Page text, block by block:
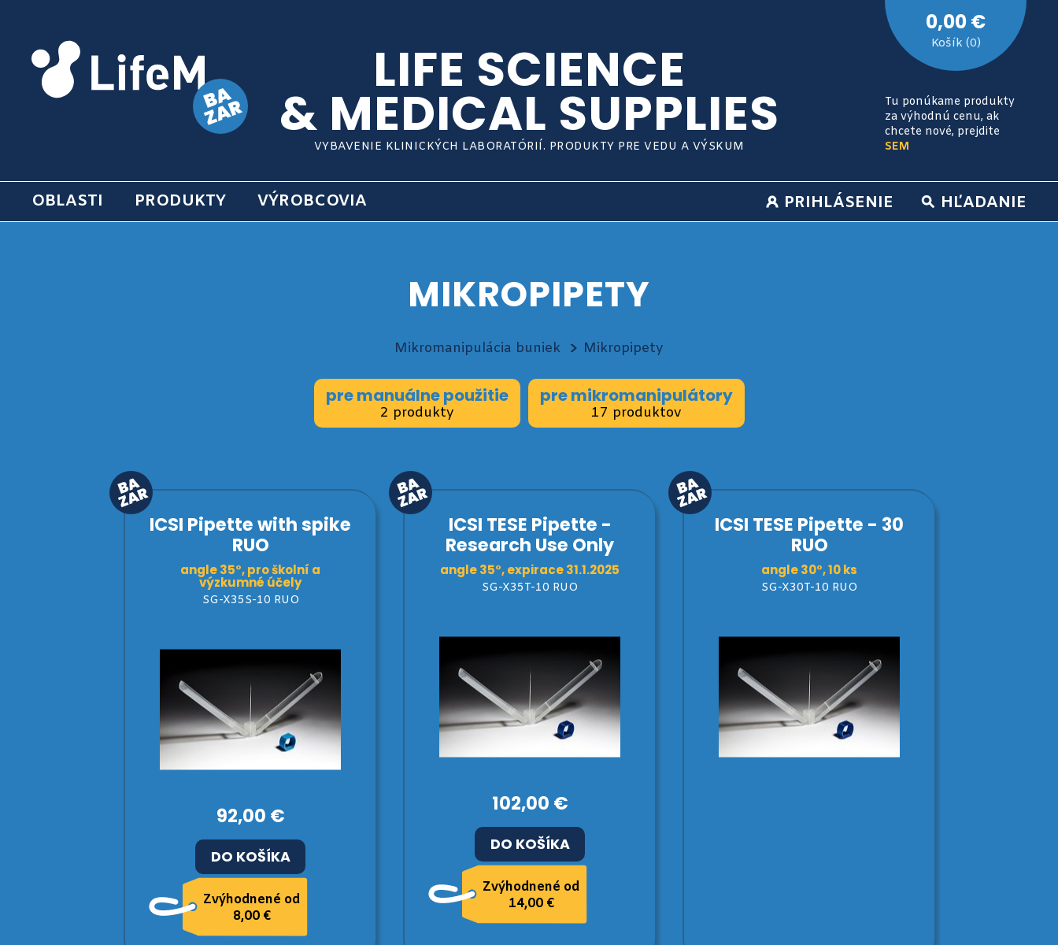
LIFE SCIENCE
& MEDICAL SUPPLIES
VYBAVENIE KLINICKÝCH LABORATÓRIÍ. PRODUKTY PRE VEDU A VÝSKUM
0,00 €
Košík (0)
Tu ponúkame produkty
za výhodnú cenu, ak
chcete nové, prejdite
SEM
OBLASTI PRODUKTY VÝROBCOVIA HĽADANIE
PRIHLÁSENIE
MIKROPIPETY
Mikromanipulácia buniek Mikropipety
pre manuálne použitie
2 produkty
pre mikromanipulátory
17 produktov
ICSI Pipette with spike
RUO
angle 35°, pro školní a
výzkumné účely
SG-X35S-10 RUO
92,00 €
DO KOŠÍKA
Zvýhodnené od
8,00 €
ICSI TESE Pipette -
Research Use Only
angle 35°, expirace 31.1.2025
SG-X35T-10 RUO
102,00 €
DO KOŠÍKA
Zvýhodnené od
14,00 €
ICSI TESE Pipette - 30
RUO
angle 30°, 10 ks
SG-X30T-10 RUO